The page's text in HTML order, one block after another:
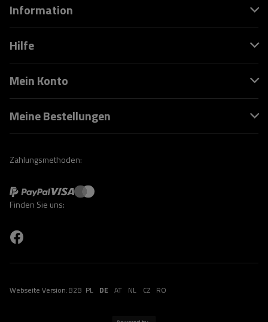
Information
Hilfe
Mein Konto
Meine Bestellungen
Zahlungsmethoden:
Finden Sie uns:
Webseite Version:B2B PL DE AT NL CZ RO